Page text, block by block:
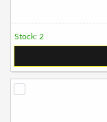
Stock: 2